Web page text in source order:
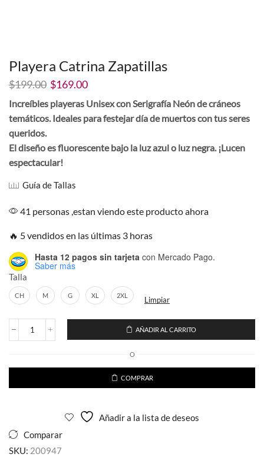
Playera Catrina Zapatillas
$199.00 El
original
era:
$169.00El
actual
es:
Increíbles playeras Unisex con Serigrafía Neón de cráneos
temáticos. Ideales para festejar día de muertos con tus seres
queridos.
El diseño es fluorescente bajo la luz azul o luz negra. ¡Lucen
espectacular!
Guía de Tallas
41 personas ,estan viendo este producto ahora
🔥 5 vendidos en las últimas 3 horas
Hasta 12 pagos sin tarjeta con Mercado Pago.
Saber más
Talla
CH M G XL 2XL Limpiar
Playera
cantidad
AÑADIR AL CARRITO
O
COMPRAR
Añadir a la lista de deseos
Comparar
SKU: 200947